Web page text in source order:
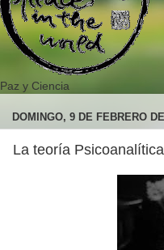
Paz y Ciencia
DOMINGO, 9 DE FEBRERO
La teoría